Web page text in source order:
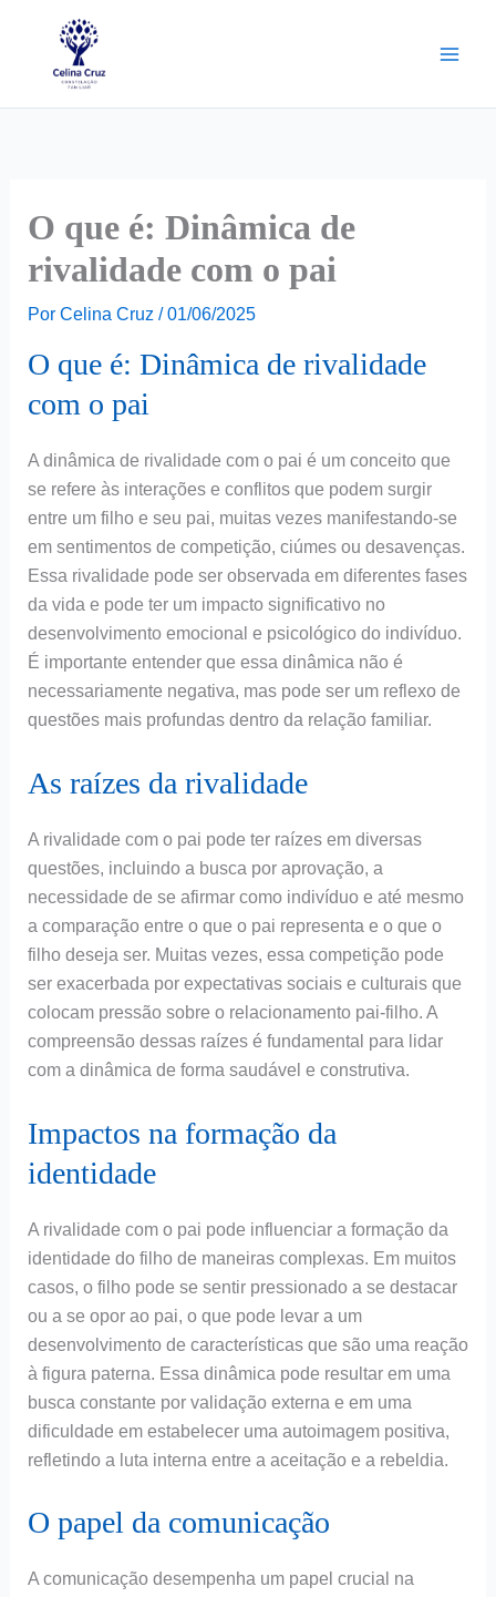
O que é: Dinâmica de
rivalidade com o pai
Por Celina Cruz / 01/06/2025
O que é: Dinâmica de rivalidade
com o pai
A dinâmica de rivalidade com o pai é um conceito que
se refere às interações e conflitos que podem surgir
entre um filho e seu pai, muitas vezes manifestando-se
em sentimentos de competição, ciúmes ou desavenças.
Essa rivalidade pode ser observada em diferentes fases
da vida e pode ter um impacto significativo no
desenvolvimento emocional e psicológico do indivíduo.
É importante entender que essa dinâmica não é
necessariamente negativa, mas pode ser um reflexo de
questões mais profundas dentro da relação familiar.
As raízes da rivalidade
A rivalidade com o pai pode ter raízes em diversas
questões, incluindo a busca por aprovação, a
necessidade de se afirmar como indivíduo e até mesmo
a comparação entre o que o pai representa e o que o
filho deseja ser. Muitas vezes, essa competição pode
ser exacerbada por expectativas sociais e culturais que
colocam pressão sobre o relacionamento pai-filho. A
compreensão dessas raízes é fundamental para lidar
com a dinâmica de forma saudável e construtiva.
Impactos na formação da
identidade
A rivalidade com o pai pode influenciar a formação da
identidade do filho de maneiras complexas. Em muitos
casos, o filho pode se sentir pressionado a se destacar
ou a se opor ao pai, o que pode levar a um
desenvolvimento de características que são uma reação
à figura paterna. Essa dinâmica pode resultar em uma
busca constante por validação externa e em uma
dificuldade em estabelecer uma autoimagem positiva,
refletindo a luta interna entre a aceitação e a rebeldia.
O papel da comunicação
A comunicação desempenha um papel crucial na